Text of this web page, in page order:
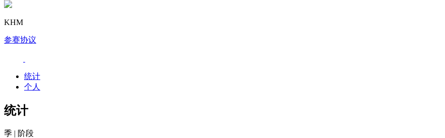
KHM
参赛协议
统计
个人
统计
季 | 阶段